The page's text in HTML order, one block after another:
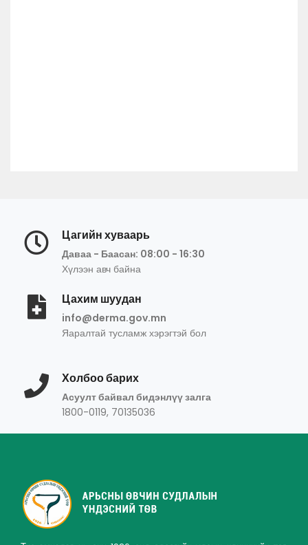
Цагийн хуваарь
Даваа - Баасан: 08:00 - 16:30
Хүлээн авч байна
Цахим шуудан
info@derma.gov.mn
Яаралтай тусламж хэрэгтэй бол
Холбоо барих
Асуулт байвал бидэнлүү залга
1800-0119, 70135036